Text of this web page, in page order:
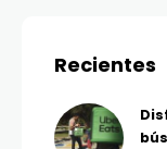
Recientes